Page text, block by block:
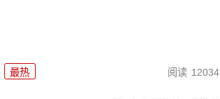
最热 阅读 12034